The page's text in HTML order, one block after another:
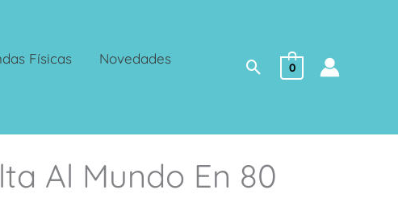
Físicas
Novedades
Buscar
0
Al Mundo En 80